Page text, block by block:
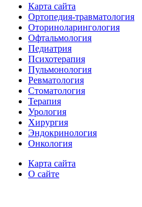
Карта сайта
Ортопедия-травматология
Оториноларингология
Офтальмология
Педиатрия
Психотерапия
Пульмонология
Ревматология
Стоматология
Терапия
Урология
Хирургия
Эндокринология
Онкология
Карта сайта
О сайте